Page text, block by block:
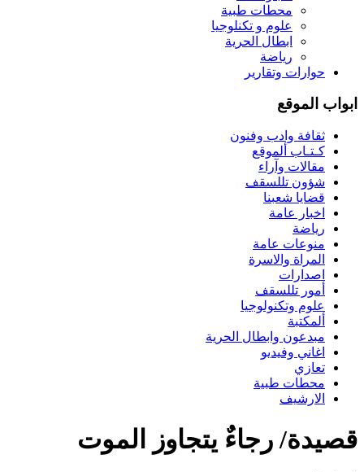
محطات طبية
علوم و تکنلوجیا
ابطال الحرية
رياضة
حوارات وتقارير
ابواب الموقع
ثقافة وادب وفنون
كـتـاب ألموقع
مقالات وآراء
شؤون تللسقف
قضايا شعبنا
اخبار عامة
رياضة
منوعات عامة
المراة والاسرة
اصدارات
أمور تللسقف
علوم وتكنولوجيا
ألمكتبة
مبدعون وابطال الحرية
اغاني وفيديو
تعازي
محطات طبية
الارشيف
قصيدة/ رجاءٌ يتجاوز الموت